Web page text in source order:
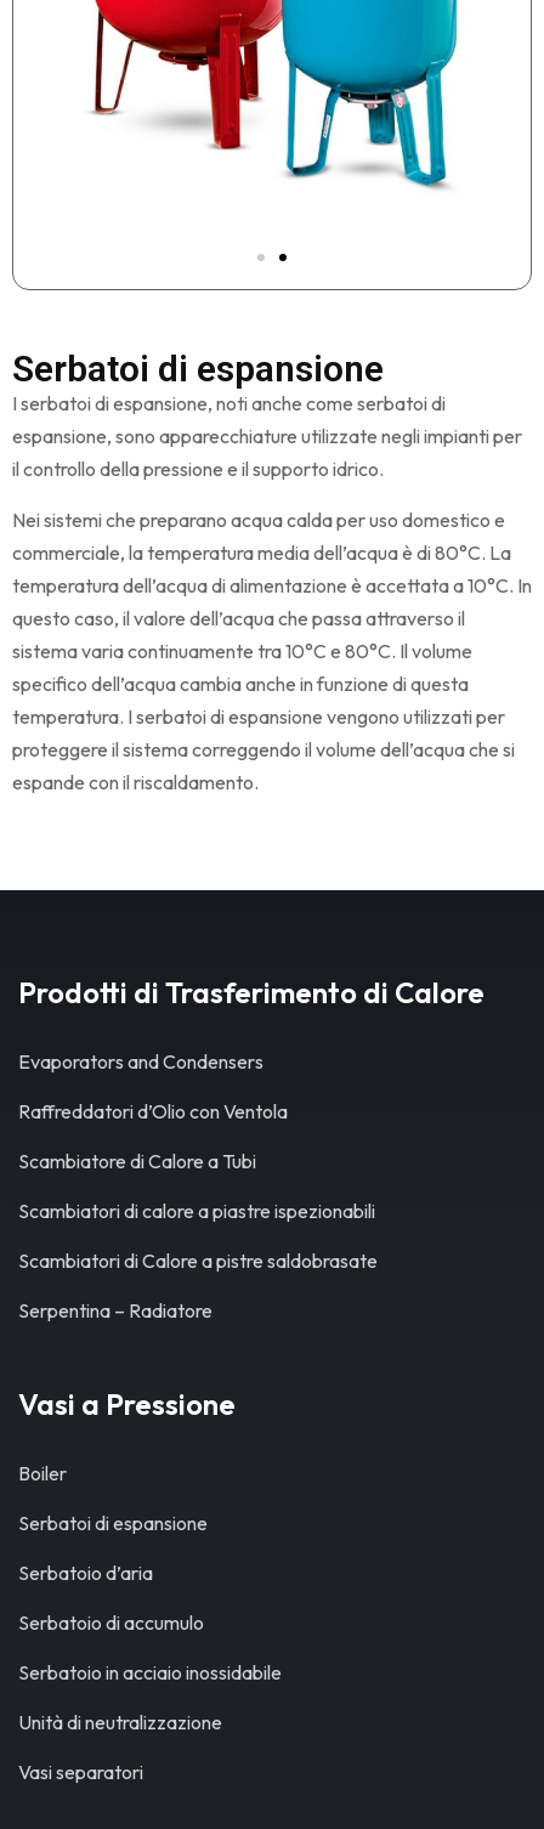
Serbatoi di espansione
I serbatoi di espansione, noti anche come serbatoi di
espansione, sono apparecchiature utilizzate negli impianti per
il controllo della pressione e il supporto idrico.
Nei sistemi che preparano acqua calda per uso domestico e
commerciale, la temperatura media dell’acqua è di 80°C. La
temperatura dell’acqua di alimentazione è accettata a 10°C. In
questo caso, il valore dell’acqua che passa attraverso il
sistema varia continuamente tra 10°C e 80°C. Il volume
specifico dell’acqua cambia anche in funzione di questa
temperatura. I serbatoi di espansione vengono utilizzati per
proteggere il sistema correggendo il volume dell’acqua che si
espande con il riscaldamento.
Prodotti di Trasferimento di Calore
Evaporators and Condensers
Raffreddatori d’Olio con Ventola
Scambiatore di Calore a Tubi
Scambiatori di calore a piastre ispezionabili
Scambiatori di Calore a pistre saldobrasate
Serpentina – Radiatore
Vasi a Pressione
Boiler
Serbatoi di espansione
Serbatoio d’aria
Serbatoio di accumulo
Serbatoio in acciaio inossidabile
Unità di neutralizzazione
Vasi separatori